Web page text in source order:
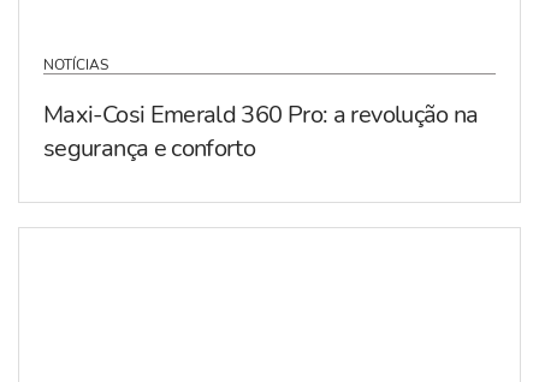
NOTÍCIAS
Maxi-Cosi Emerald 360 Pro: a revolução na
segurança e conforto